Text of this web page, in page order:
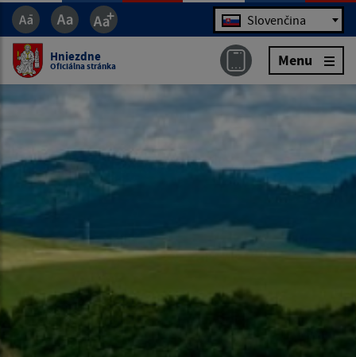
Jazyk Slovenčina
Hniezdne
Oficiálna stránka Menu